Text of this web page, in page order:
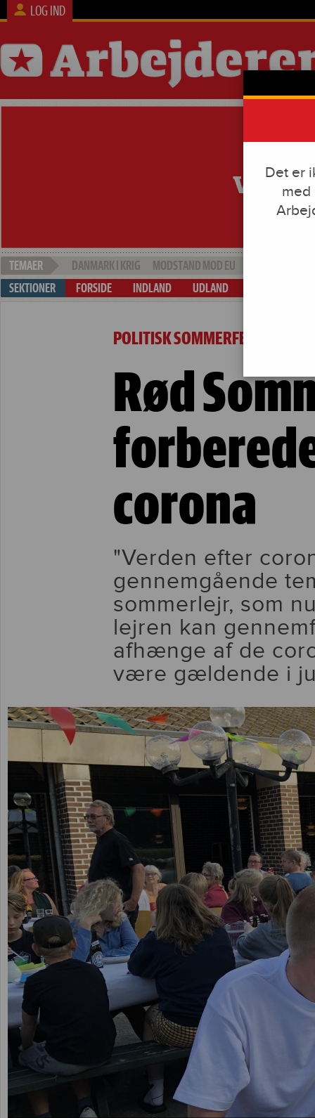
LOG IND
DANMARK I KRIG MODSTAND MOD EU
FORSIDE
INDLAND UDLAND
POLITISK SOMMERFERIE FOR
Rød
corona
"Verden efter
gennemgående
sommerlejr, som
lejren kan
afhænge af de
være gældende i
Det er